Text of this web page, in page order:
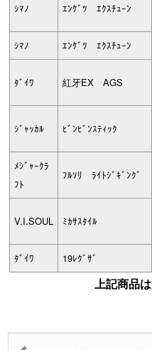
ｼﾏﾉ ｴﾝｹﾞﾂ ｴｸｽﾁｭｰﾝ
ｼﾏﾉ ｴﾝｹﾞﾂ ｴｸｽﾁｭｰﾝ
ﾀﾞｲﾜ 紅牙EX AGS
ｼﾞｬｯｶﾙ ﾋﾞﾝﾋﾞﾝｽﾃｨｯｸ
ﾒｼﾞｬｰｸﾗ
ﾌﾄ
ﾌﾙｿﾘ ﾗｲﾄｼﾞｷﾞﾝｸﾞ
V.I.SOUL ﾐｶｻｽﾀｲﾙ
ﾀﾞｲﾜ 19ﾚｸﾞｻﾞ
上記商品